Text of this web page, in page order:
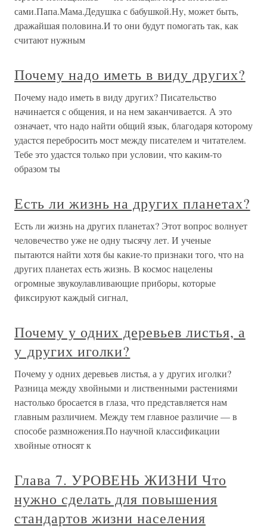
сами.Папа.Мама.Дедушка с бабушкой.Ну, может быть,
дражайшая половина.И то они будут помогать так, как
считают нужным
Почему надо иметь в виду других?
Почему надо иметь в виду других? Писательство
начинается с общения, и на нем заканчивается. А это
означает, что надо найти общий язык, благодаря которому
удастся перебросить мост между писателем и читателем.
Тебе это удастся только при условии, что каким-то
образом ты
Есть ли жизнь на других планетах?
Есть ли жизнь на других планетах? Этот вопрос волнует
человечество уже не одну тысячу лет. И ученые
пытаются найти хотя бы какие-то признаки того, что на
других планетах есть жизнь. В космос нацелены
огромные звукоулавливающие приборы, которые
фиксируют каждый сигнал,
Почему у одних деревьев листья, а
у других иголки?
Почему у одних деревьев листья, а у других иголки?
Разница между хвойными и лиственными растениями
настолько бросается в глаза, что представляется нам
главным различием. Между тем главное различие — в
способе размножения.По научной классификации
хвойные относят к
Глава 7. УРОВЕНЬ ЖИЗНИ Что
нужно сделать для повышения
стандартов жизни населения